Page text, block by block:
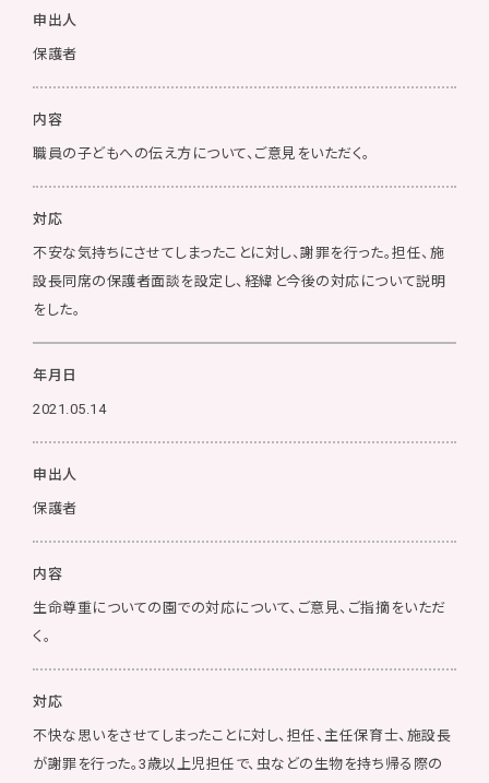
申出人
保護者
内容
職員の子どもへの伝え方について、ご意見をいただく。
対応
不安な気持ちにさせてしまったことに対し、謝罪を行った。担任、施
設長同席の保護者面談を設定し、経緯と今後の対応について説明
をした。
年月日
2021.05.14
申出人
保護者
内容
生命尊重についての園での対応について、ご意見、ご指摘をいただ
く。
対応
不快な思いをさせてしまったことに対し、担任、主任保育士、施設長
が謝罪を行った。3歳以上児担任で、虫などの生物を持ち帰る際の